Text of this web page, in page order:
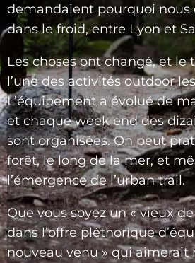
demandaient pourquoi nous
dans le froid, entre Lyon et
Les choses ont changé, et le
l’une des activités outdoor
L’équipement a évolué de
et chaque week end des
sont organisées. On peut
forêt, le long de la mer, et
l’émergence de l’urban trail.
Que vous soyez un « vieux
dans l’offre pléthorique
nouveau venu » qui aimerait